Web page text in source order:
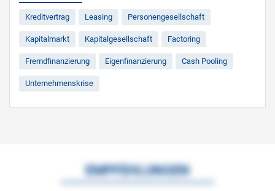
Kreditvertrag Leasing Personengesellschaft
Kapitalmarkt Kapitalgesellschaft Factoring
Fremdfinanzierung Eigenfinanzierung Cash Pooling
Unternehmenskrise
EMPFEHLUNGEN